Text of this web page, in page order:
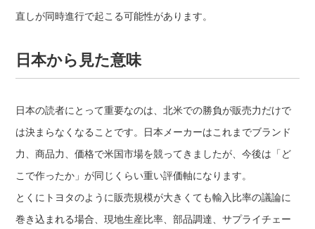
直しが同時進行で起こる可能性があります。
日本から見た意味
日本の読者にとって重要なのは、北米での勝負が販売力だけで
は決まらなくなることです。日本メーカーはこれまでブランド
力、商品力、価格で米国市場を競ってきましたが、今後は「ど
こで作ったか」が同じくらい重い評価軸になります。
とくにトヨタのように販売規模が大きくても輸入比率の議論に
巻き込まれる場合、現地生産比率、部品調達、サプライチェー